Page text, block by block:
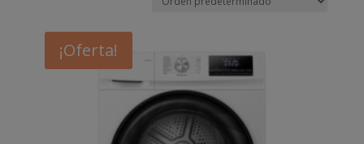
¡Oferta!